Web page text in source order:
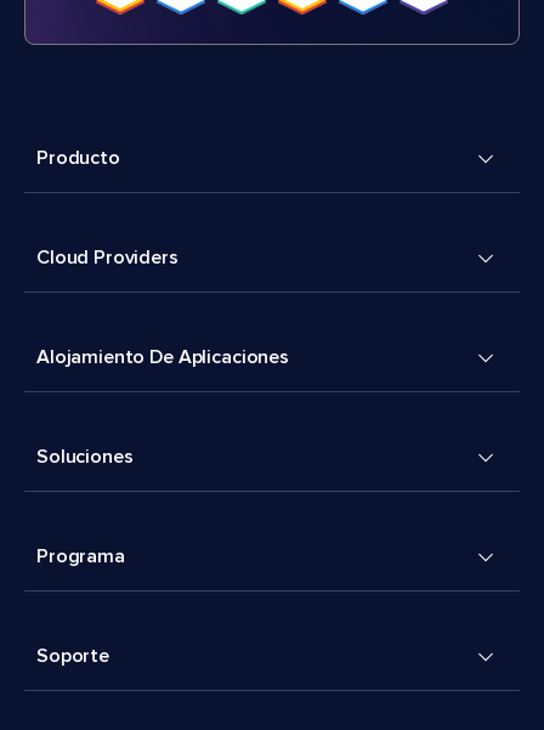
Producto
Cloud Providers
Alojamiento De Aplicaciones
Soluciones
Programa
Soporte